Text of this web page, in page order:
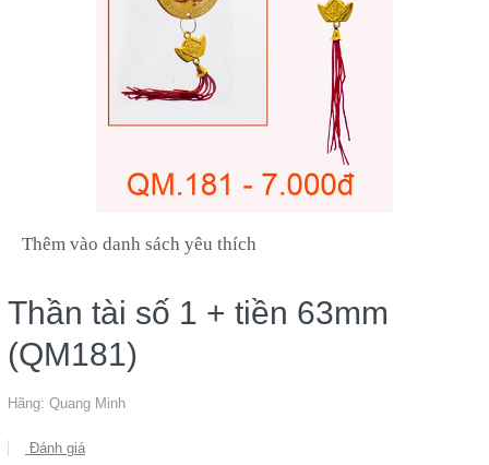
Thêm vào danh sách yêu thích
Thần tài số 1 + tiền 63mm
(QM181)
Hãng: Quang Minh
Đánh giá